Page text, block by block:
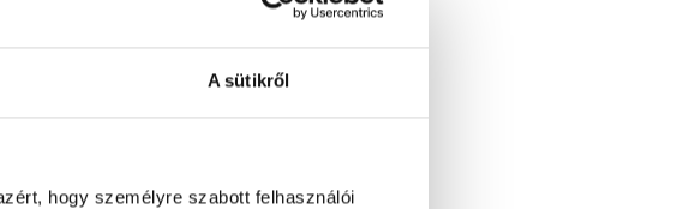
A sütikről
hogy személyre szabott felhasználói